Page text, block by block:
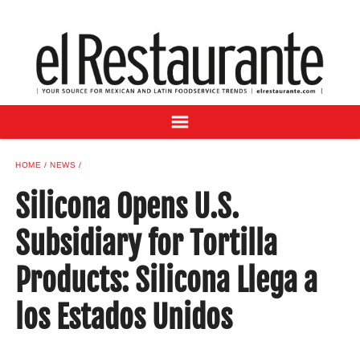
DIGITAL ISSUES
RECIPES
BUYER'S GUIDE
ADVERTISE
SAMPLE CENTER
MEXICAN WINE/LIQUOR
HOME NEWS
Silicona Opens U.S.
Subsidiary for Tortilla
Products: Silicona Llega a
los Estados Unidos